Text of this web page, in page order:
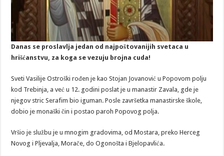
Danas se proslavlja jedan od najpoštovanijih svetaca u
hrišćanstvu, za koga se vezuju brojna cuda!
Sveti Vasilije Ostroški rođen je kao Stojan Jovanović u Popovom polju
kod Trebinja, a već u 12. godini poslat je u manastir Zavala, gde je
njegov stric Serafim bio iguman. Posle završetka manastirske škole,
dobio je monaški čin i postao paroh Popovog polja.
Vršio je službu je u mnogim gradovima, od Mostara, preko Herceg
Novog i Pljevalja, Morače, do Ogonošta i Bjelopavlića.